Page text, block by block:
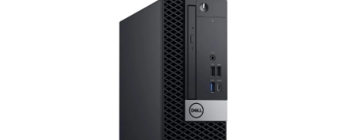
z
hvězdiček.